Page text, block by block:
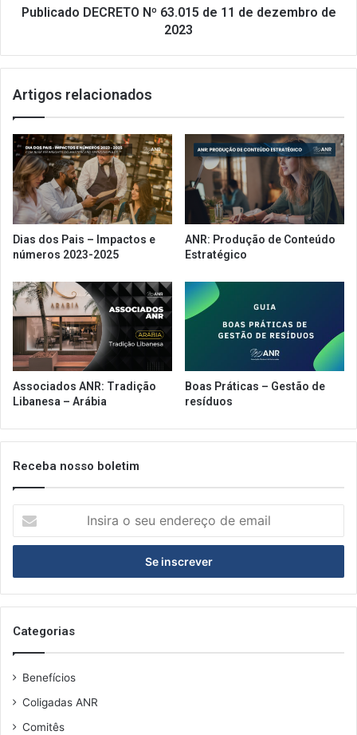
2023
Publicado DECRETO Nº 63.015 de 11 de dezembro de
2023
Artigos relacionados
Dias dos Pais – Impactos e
números 2023-2025
ANR: Produção de Conteúdo
Estratégico
Associados ANR: Tradição
Libanesa – Arábia
Boas Práticas – Gestão de
resíduos
Receba nosso boletim
seu
de
email
Categorias
Benefícios
Coligadas ANR
Comitês